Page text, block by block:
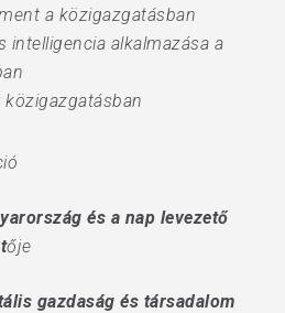
a közigazgatásban
intelligencia alkalmazása a
és a nap levezető
ője
gazdaság és társadalom